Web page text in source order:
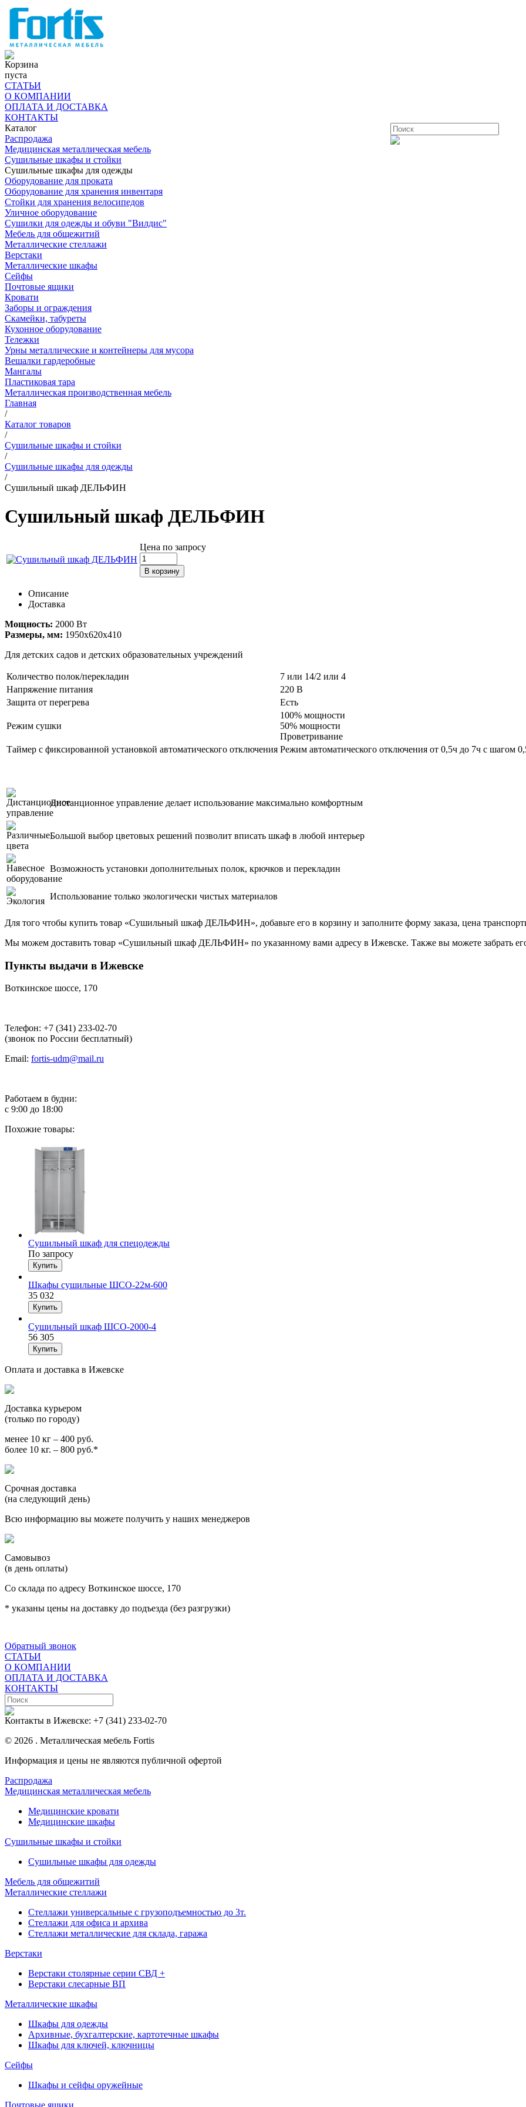
Корзина
пуста
СТАТЬИ
О КОМПАНИИ
ОПЛАТА И ДОСТАВКА
КОНТАКТЫ
Каталог
Распродажа
Медицинская металлическая мебель
Сушильные шкафы и стойки
Сушильные шкафы для одежды
Оборудование для проката
Оборудование для хранения инвентаря
Стойки для хранения велосипедов
Уличное оборудование
Сушилки для одежды и обуви "Вилдис"
Мебель для общежитий
Металлические стеллажи
Верстаки
Металлические шкафы
Сейфы
Почтовые ящики
Кровати
Заборы и ограждения
Скамейки, табуреты
Кухонное оборудование
Тележки
Урны металлические и контейнеры для мусора
Вешалки гардеробные
Мангалы
Пластиковая тара
Металлическая производственная мебель
Главная
/
Каталог товаров
/
Сушильные шкафы и стойки
/
Сушильные шкафы для одежды
/
Сушильный шкаф ДЕЛЬФИН
Сушильный шкаф ДЕЛЬФИН
Цена по запросу
Описание
Доставка
Мощность: 2000 Вт
Размеры, мм: 1950x620x410
Для детских садов и детских образовательных учреждений
Количество полок/перекладин
7 или 14/2 или 4
Напряжение питания
220 В
Защита от перегрева
Есть
Режим сушки
100% мощности
50% мощности
Проветривание
Таймер с фиксированной установкой автоматического отключения Режим автоматического отключения от 0,5ч до 7ч с шагом
Дистанционное управление делает использование максимально комфортным
Большой выбор цветовых решений позволит вписать шкаф в любой интерьер
Возможность установки дополнительных полок, крючков и перекладин
Использование только экологически чистых материалов
Для того чтобы купить товар «Сушильный шкаф ДЕЛЬФИН», добавьте его в корзину и заполните форму заказа, цена
Мы можем доставить товар «Сушильный шкаф ДЕЛЬФИН» по указанному вами адресу в Ижевске. Также вы можете забрать его
Пункты выдачи в Ижевске
Воткинское шоссе, 170
Телефон: +7 (341) 233-02-70
(звонок по России бесплатный)
Email: fortis-udm@mail.ru
Работаем в будни:
с 9:00 до 18:00
Похожие товары:
Сушильный шкаф для спецодежды
По запросу
Шкафы сушильные ШСО-22м-600
35 032
Сушильный шкаф ШСО-2000-4
56 305
Оплата и доставка в Ижевске
Доставка курьером
(только по городу)
менее 10 кг – 400 руб.
более 10 кг. – 800 руб.*
Срочная доставка
(на следующий день)
Всю информацию вы можете получить у наших менеджеров
Самовывоз
(в день оплаты)
Со склада по адресу Воткинское шоссе, 170
* указаны цены на доставку до подъезда (без разгрузки)
Обратный звонок
СТАТЬИ
О КОМПАНИИ
ОПЛАТА И ДОСТАВКА
КОНТАКТЫ
Контакты в Ижевске: +7 (341) 233-02-70
© 2026 . Металлическая мебель Fortis
Информация и цены не являются публичной офертой
Распродажа
Медицинская металлическая мебель
Медицинские кровати
Медицинские шкафы
Сушильные шкафы и стойки
Сушильные шкафы для одежды
Мебель для общежитий
Металлические стеллажи
Стеллажи универсальные с грузоподъемностью до 3т.
Стеллажи для офиса и архива
Стеллажи металлические для склада, гаража
Верстаки
Верстаки столярные серии СВД +
Верстаки слесарные ВП
Металлические шкафы
Шкафы для одежды
Архивные, бухгалтерские, картотечные шкафы
Шкафы для ключей, ключницы
Сейфы
Шкафы и сейфы оружейные